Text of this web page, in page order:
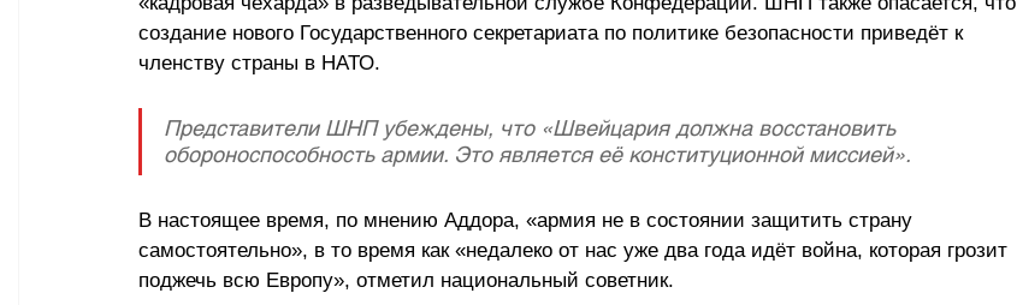
создание нового Государственного секретариата по политике безопасности приведёт к
членству страны в НАТО.
Представители ШНП убеждены, что «Швейцария должна восстановить
обороноспособность армии. Это является её конституционной миссией».
В настоящее время, по мнению Аддора, «армия не в состоянии защитить страну
самостоятельно», в то время как «недалеко от нас уже два года идёт война, которая грозит
поджечь всю Европу», отметил национальный советник.